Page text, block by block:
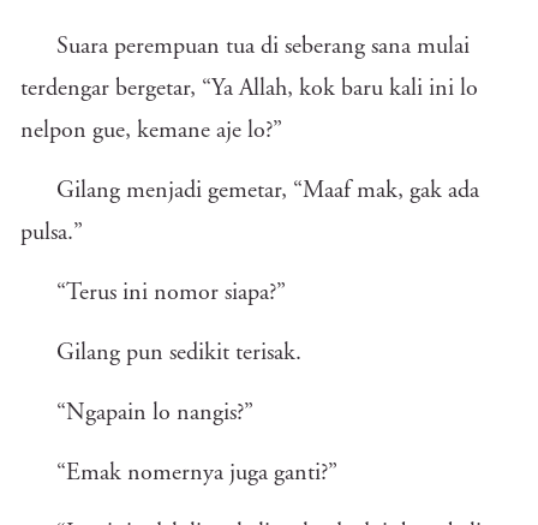
Suara perempuan tua di seberang sana mulai
terdengar bergetar, “Ya Allah, kok baru kali ini lo
nelpon gue, kemane aje lo?”
Gilang menjadi gemetar, “Maaf mak, gak ada
pulsa.”
“Terus ini nomor siapa?”
Gilang pun sedikit terisak.
“Ngapain lo nangis?”
“Emak nomernya juga ganti?”